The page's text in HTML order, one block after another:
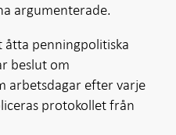
argumenterade.
penningpolitiska
beslut om
arbetsdagar efter varje
protokollet från